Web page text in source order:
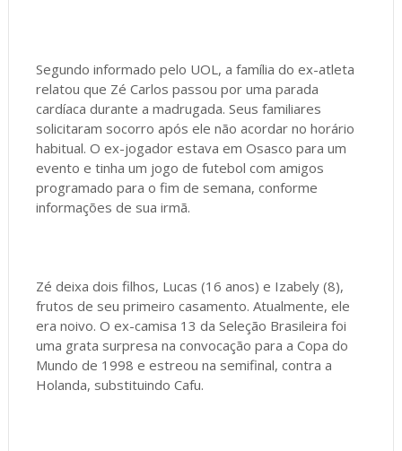
Segundo informado pelo UOL, a família do ex-atleta
relatou que Zé Carlos passou por uma parada
cardíaca durante a madrugada. Seus familiares
solicitaram socorro após ele não acordar no horário
habitual. O ex-jogador estava em Osasco para um
evento e tinha um jogo de futebol com amigos
programado para o fim de semana, conforme
informações de sua irmã.
Zé deixa dois filhos, Lucas (16 anos) e Izabely (8),
frutos de seu primeiro casamento. Atualmente, ele
era noivo. O ex-camisa 13 da Seleção Brasileira foi
uma grata surpresa na convocação para a Copa do
Mundo de 1998 e estreou na semifinal, contra a
Holanda, substituindo Cafu.